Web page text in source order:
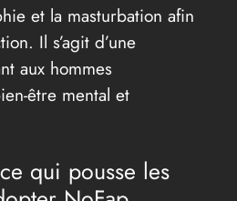
et la masturbation afin
Il s’agit d’une
aux hommes
être mental et
qui pousse les